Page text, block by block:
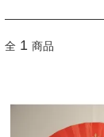
全 1 商品